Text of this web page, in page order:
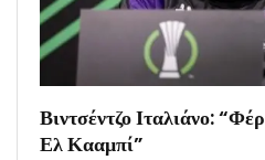
Βιντσέντζο Ιταλιάνο:
Ελ Κααμπί”